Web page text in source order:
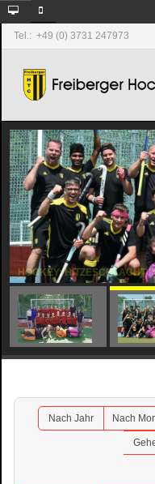
Tel.: +49 (0) 3731 247973
HOCKEY: HITZESCHLACHT
MORAL DEN AUFSTIEG
Nach Jahr Nach